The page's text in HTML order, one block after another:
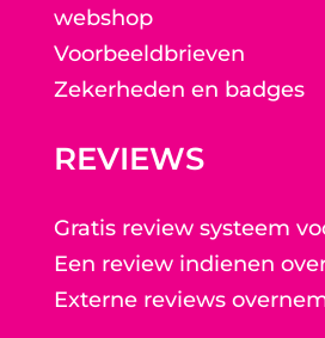
webshop
Voorbeeldbrieven
Zekerheden en badges
REVIEWS
Gratis review systeem
Een review indienen
Externe reviews